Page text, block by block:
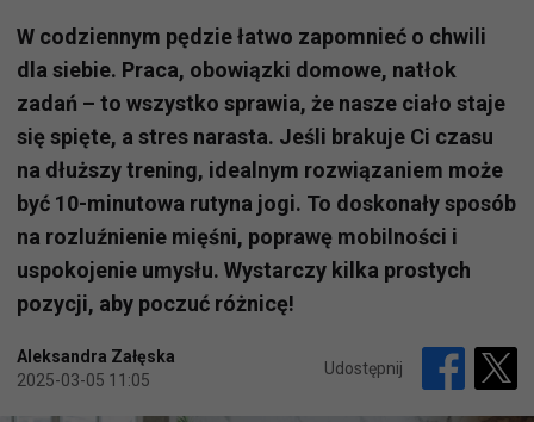
W codziennym pędzie łatwo zapomnieć o chwili
dla siebie. Praca, obowiązki domowe, natłok
zadań – to wszystko sprawia, że nasze ciało staje
się spięte, a stres narasta. Jeśli brakuje Ci czasu
na dłuższy trening, idealnym rozwiązaniem może
być 10-minutowa rutyna jogi. To doskonały sposób
na rozluźnienie mięśni, poprawę mobilności i
uspokojenie umysłu. Wystarczy kilka prostych
pozycji, aby poczuć różnicę!
Aleksandra Załęska
2025-03-05 11:05
Udostępnij